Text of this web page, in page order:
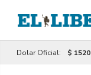
Dolar Oficial: $ 1520